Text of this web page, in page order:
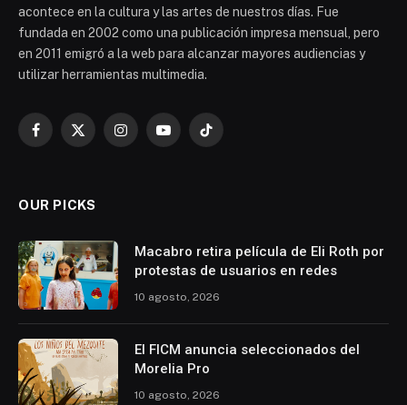
acontece en la cultura y las artes de nuestros días. Fue
fundada en 2002 como una publicación impresa mensual, pero
en 2011 emigró a la web para alcanzar mayores audiencias y
utilizar herramientas multimedia.
Facebook
X
InstagramYouTubeTikTok
OUR PICKS
Macabro retira película de Eli Roth por
protestas de usuarios en redes
10 agosto, 2026
El FICM anuncia seleccionados del
Morelia Pro
10 agosto, 2026